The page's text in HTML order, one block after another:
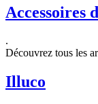
Accessoires
.
Découvrez tous les
Illuco